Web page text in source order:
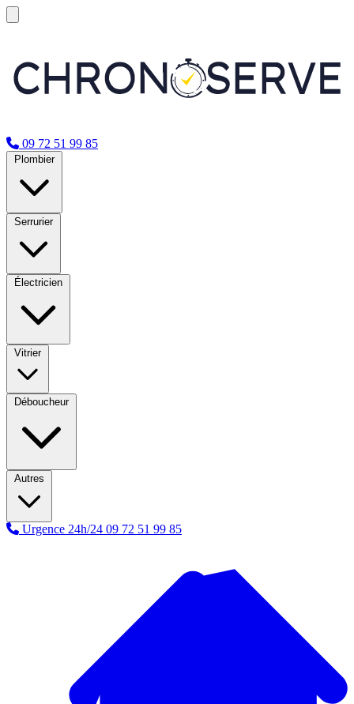
09 72 51 99 85
Plombier
Serrurier
Électricien
Vitrier
Déboucheur
Autres
Urgence 24h/24 09 72 51 99 85